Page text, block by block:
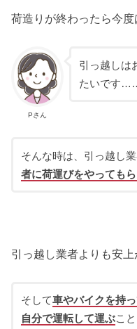
荷造りが終わったら今度
Pさん
引っ越しは
たいです
そんな時は、引っ越し業
者に荷運びをやってもら
引っ越し業者よりも安上
そして車やバイクを持
自分で運転して運ぶこ